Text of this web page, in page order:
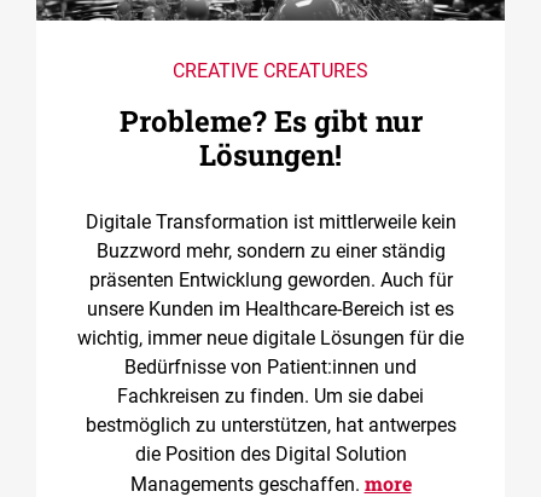
CREATIVE CREATURES
Probleme? Es gibt nur
Lösungen!
Digitale Transformation ist mittlerweile kein
Buzzword mehr, sondern zu einer ständig
präsenten Entwicklung geworden. Auch für
unsere Kunden im Healthcare-Bereich ist es
wichtig, immer neue digitale Lösungen für die
Bedürfnisse von Patient:innen und
Fachkreisen zu finden. Um sie dabei
bestmöglich zu unterstützen, hat antwerpes
die Position des Digital Solution
Managements geschaffen. more